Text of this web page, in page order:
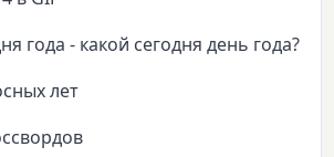
года - какой сегодня день года?
лет